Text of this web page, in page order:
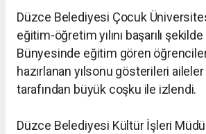
Düzce Belediyesi Çocuk
eğitim-öğretim yılını başarılı
Bünyesinde eğitim gören
hazırlanan yılsonu gösterileri aileler
tarafından büyük coşku ile izlendi.
Düzce Belediyesi Kültür İşleri